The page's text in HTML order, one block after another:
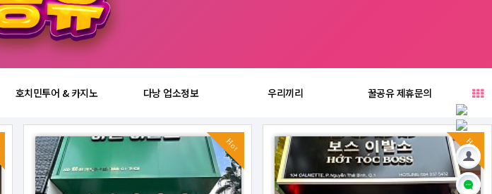
호치민투어 & 카지노 다낭 업소정보 우리끼리 꿀공유 제휴문의
Hot Hot